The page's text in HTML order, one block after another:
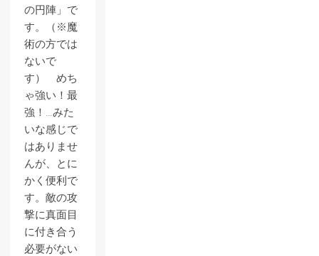
の円陣」で
す。（※魔
術の方では
ないで
す） めち
ゃ強い！最
強！…みた
いな感じで
はありませ
んが、とに
かく便利で
す。敵の攻
撃に真面目
に付き合う
必要がない